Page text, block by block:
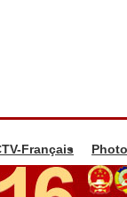
Français